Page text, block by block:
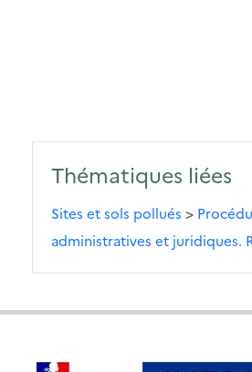
Thématiques liées
Sites et sols pollués >
administratives et juridiques.